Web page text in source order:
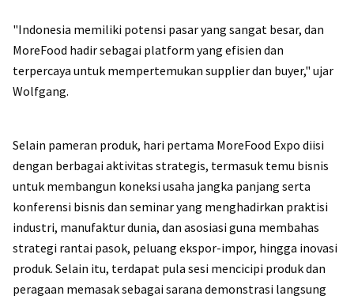
"Indonesia memiliki potensi pasar yang sangat besar, dan
MoreFood hadir sebagai platform yang efisien dan
terpercaya untuk mempertemukan supplier dan buyer," ujar
Wolfgang.
Selain pameran produk, hari pertama MoreFood Expo diisi
dengan berbagai aktivitas strategis, termasuk temu bisnis
untuk membangun koneksi usaha jangka panjang serta
konferensi bisnis dan seminar yang menghadirkan praktisi
industri, manufaktur dunia, dan asosiasi guna membahas
strategi rantai pasok, peluang ekspor-impor, hingga inovasi
produk. Selain itu, terdapat pula sesi mencicipi produk dan
peragaan memasak sebagai sarana demonstrasi langsung